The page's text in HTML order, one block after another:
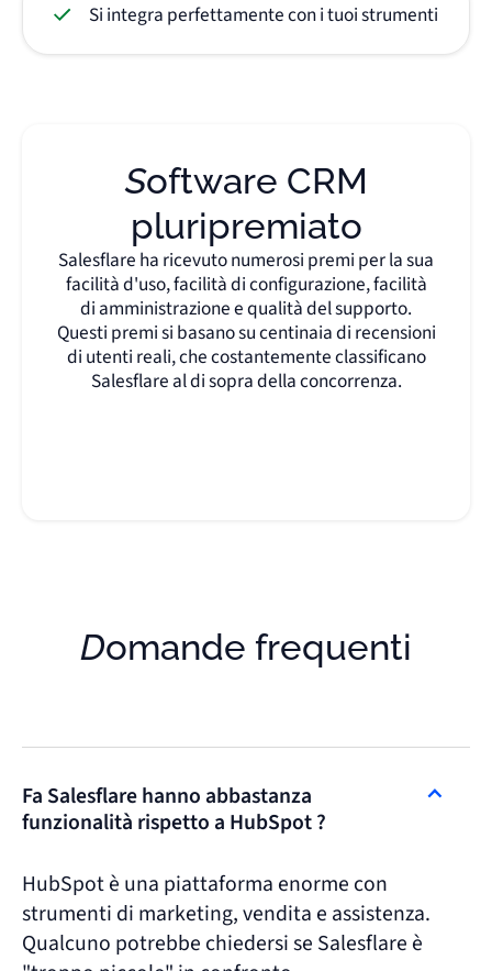
Si integra perfettamente con i tuoi strumenti
Software CRM
pluripremiato
Salesflare ha ricevuto numerosi premi per la sua
facilità d'uso, facilità di configurazione, facilità
di amministrazione e qualità del supporto.
Questi premi si basano su centinaia di recensioni
di utenti reali, che costantemente classificano
Salesflare al di sopra della concorrenza.
Domande frequenti
Fa Salesflare hanno abbastanza
funzionalità rispetto a HubSpot ?
HubSpot è una piattaforma enorme con
strumenti di marketing, vendita e assistenza.
Qualcuno potrebbe chiedersi se Salesflare è